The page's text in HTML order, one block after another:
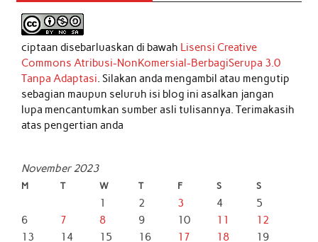
ciptaan disebarluaskan di bawah Lisensi Creative
Commons Atribusi-NonKomersial-BerbagiSerupa 3.0
Tanpa Adaptasi . Silakan anda mengambil atau mengutip
sebagian maupun seluruh isi blog ini asalkan jangan
lupa mencantumkan sumber asli tulisannya. Terimakasih
atas pengertian anda
November 2023
M T W T F S S
1 2 3 4
5
6
7 8 9 10 11
12
13
14 15 16 17 18
19